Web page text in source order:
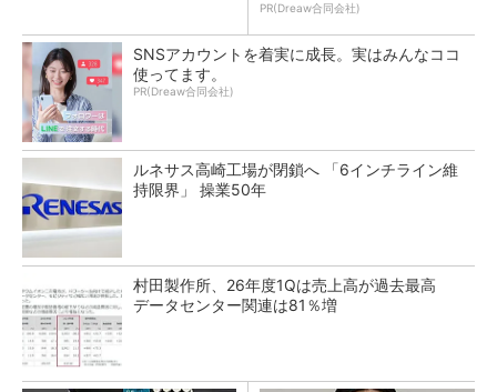
PR(Dreaw合同会社)
SNSアカウントを着実に成長。実はみんなココ
使ってます。
PR(Dreaw合同会社)
ルネサス高崎工場が閉鎖へ 「6インチライン維
持限界」 操業50年
村田製作所、26年度1Qは売上高が過去最高
データセンター関連は81％増